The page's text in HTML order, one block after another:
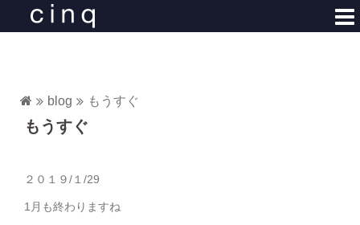
blog もうすぐ
もうすぐ
２０１９/１/29
1月も終わりますね